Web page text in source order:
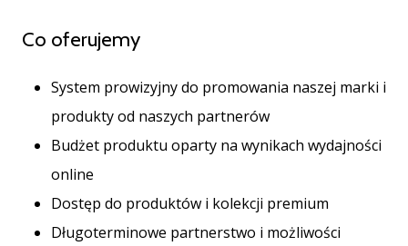
Weplayhandball
maniakiem
ręcznej
tak
Dołącz
do
Co oferujemy
System prowizyjny do promowania naszej marki i
produkty od naszych partnerów
Budżet produktu oparty na wynikach wydajności
online
Dostęp do produktów i kolekcji premium
Długoterminowe partnerstwo i możliwości